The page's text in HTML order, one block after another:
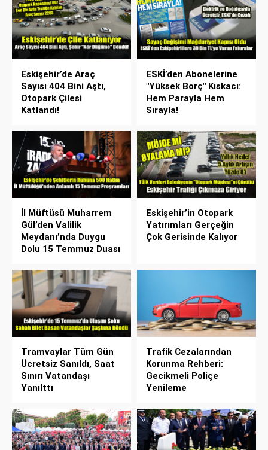
Eskişehir’de Araç
Sayısı 404 Bini Aştı,
Otopark Çilesi
Katlandı!
ESKİ’den Abonelerine
"Yüksek Borç" Kıskacı:
Hem Parayla Hem
Sırayla!
İl Müftüsü Muharrem
Gül’den Valilik
Meydanı’nda Duygu
Dolu 15 Temmuz Duası
Eskişehir’in Otopark
Yatırımları Gerçeğin
Çok Gerisinde Kalıyor
Tramvaylar Tüm Gün
Ücretsiz Sanıldı, Saat
Sınırı Vatandaşı
Yanılttı
Trafik Cezalarından
Korunma Rehberi:
Gecikmeli Poliçe
Yenileme